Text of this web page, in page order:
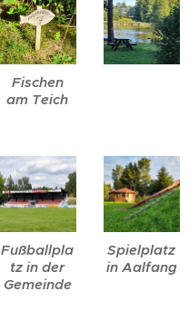
Fischen
am Teich
Fußballpla
tz in der
Gemeinde
Spielplatz
in Aalfang